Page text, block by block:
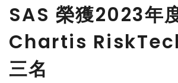
SAS 榮獲2023年
Chartis
三名